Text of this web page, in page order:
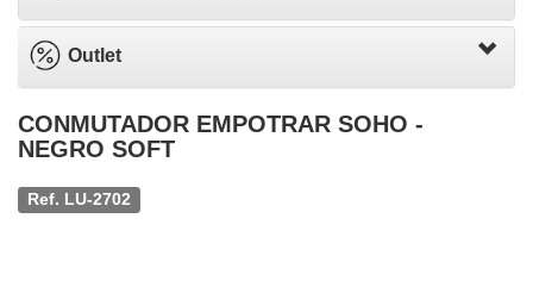
Outlet
CONMUTADOR EMPOTRAR SOHO -
NEGRO SOFT
Ref. LU-2702